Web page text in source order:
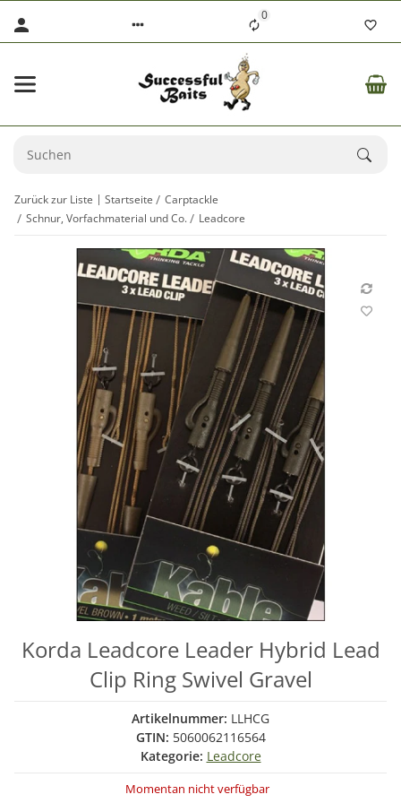
0
Zurück zur Liste Startseite
Carptackle
Schnur, Vorfachmaterial und Co.
Leadcore
Korda Leadcore Leader Hybrid Lead
Clip Ring Swivel Gravel
Artikelnummer: LLHCG
GTIN: 5060062116564
Kategorie: Leadcore
Momentan nicht verfügbar